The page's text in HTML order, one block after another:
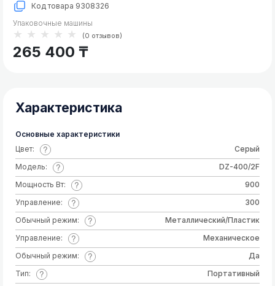
холодильные
морозильные
Код товара 9308326
Упаковочные машины
★★★★★ (0 отзывов)
265 400 ₸
Характеристика
Основные характеристики
Цвет:
Серый
Модель:
DZ-400/2F
Мощность Вт:
900
Управление:
300
Обычный режим:
Металлический/Пластик
Управление:
Механическое
Обычный режим:
Да
Тип:
Портативный